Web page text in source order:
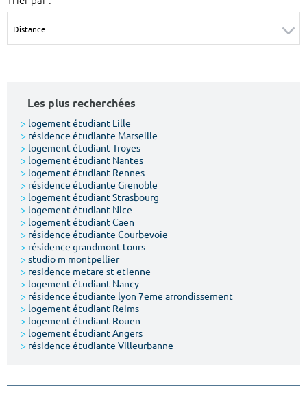
€ €
Surface min Surface max
Type de location
Votre date d'entrée
Chercher
Les plus recherchées
> logement étudiant Lille
> résidence étudiante Marseille
> logement étudiant Troyes
> logement étudiant Nantes
> logement étudiant Rennes
> résidence étudiante Grenoble
> logement étudiant Strasbourg
> logement étudiant Nice
> logement étudiant Caen
> résidence étudiante Courbevoie
> résidence grandmont tours
> studio m montpellier
> residence metare st etienne
> logement étudiant Nancy
> résidence étudiante lyon 7eme arrondissement
> logement étudiant Reims
> logement étudiant Rouen
> logement étudiant Angers
> résidence étudiante Villeurbanne